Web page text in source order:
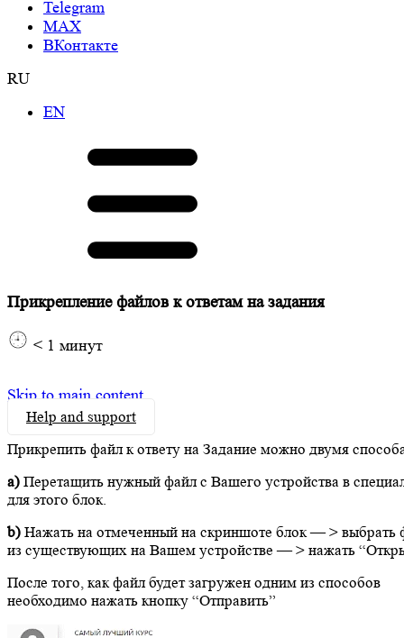
Telegram
МАХ
ВКонтакте
RU
EN
Прикрепление файлов к ответам на задания
< 1 минут
Skip to main content
Help and support
Прикрепить файл к ответу на Задание можно двумя
а) Перетащить нужный файл с Вашего устройства в
для этого блок.
b) Нажать на отмеченный на скриншоте блок — > выбрать
из существующих на Вашем устройстве — > нажать
После того, как файл будет загружен одним из способов
необходимо нажать кнопку “Отправить”